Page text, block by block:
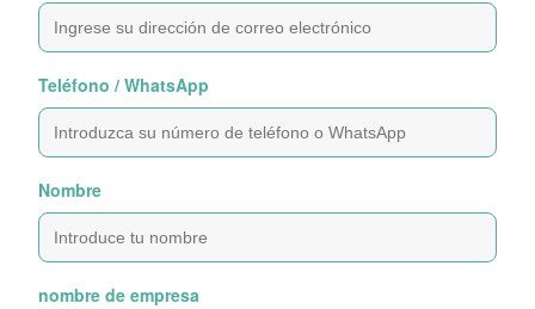
Teléfono / WhatsApp
Nombre
nombre de empresa